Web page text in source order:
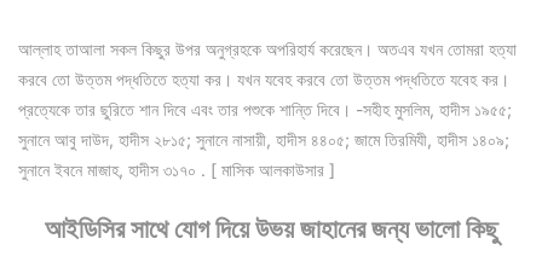
আল্লাহ তাআলা সকল কিছুর উপর অনুগ্রহকে অপরিহার্য করেছেন। অতএব যখন তোমরা হত্যা
করবে তো উত্তম পদ্ধতিতে হত্যা কর। যখন যবেহ করবে তো উত্তম পদ্ধতিতে যবেহ কর।
প্রত্যেকে তার ছুরিতে শান দিবে এবং তার পশুকে শান্তি দিবে। -সহীহ মুসলিম, হাদীস ১৯৫৫;
সুনানে আবু দাউদ, হাদীস ২৮১৫; সুনানে নাসায়ী, হাদীস ৪৪০৫; জামে তিরমিযী, হাদীস ১৪০৯;
সুনানে ইবনে মাজাহ, হাদীস ৩১৭০ . [ মাসিক আলকাউসার ]
আইডিসির সাথে যোগ দিয়ে উভয় জাহানের জন্য ভালো কিছু